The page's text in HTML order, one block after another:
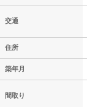
交通
住所
築年月
間取り